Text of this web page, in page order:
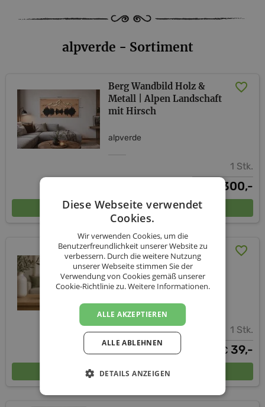
alpverde - Sortiment
Berg Wandbild Holz &
Metall | Alpen Landschaft
mit Hirsch
alpverde
1 Stk.
300,-
In den Warenkorb
Bergliebe Herz aus
Zirbenholz - Deko mit
Hirsch & Edelweiss
alpverde
1 Stk.
€ 39,-
In den Warenkorb
Diese Webseite verwendet
Cookies.
Wir verwenden Cookies, um die
Benutzerfreundlichkeit unserer Website zu
verbessern. Durch die weitere Nutzung
unserer Webseite stimmen Sie der
Verwendung von Cookies gemäß unserer
Cookie-Richtlinie zu.Weitere Informationen.
ALLE AKZEPTIEREN
ALLE ABLEHNEN
DETAILS ANZEIGEN